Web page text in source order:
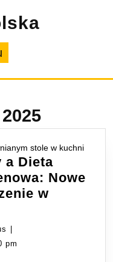
a Dieta
Nowe
w
Kristián
Hus
pm